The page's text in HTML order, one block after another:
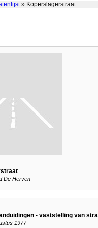
» Koperslagerstraat
De Herven
- vaststelling van
1977